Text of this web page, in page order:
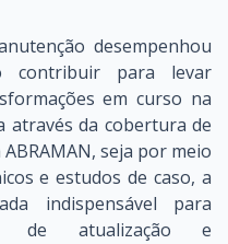
desempenhou
contribuir para levar
em curso na
através da cobertura de
seja por meio
e estudos de caso, a
indispensável para
de atualização e